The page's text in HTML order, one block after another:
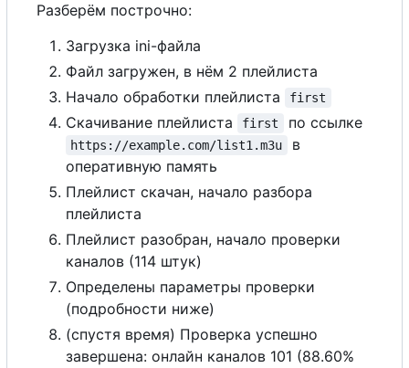
Разберём построчно:
Загрузка ini-файла
Файл загружен, в нём 2 плейлиста
Начало обработки плейлиста
first
Скачивание плейлиста first по ссылке
https://example.com/list1.m3u
в
оперативную память
Плейлист скачан, начало разбора
плейлиста
Плейлист разобран, начало проверки
каналов (114 штук)
Определены параметры проверки
(подробности ниже)
(спустя время) Проверка успешно
завершена: онлайн каналов 101 (88.60%